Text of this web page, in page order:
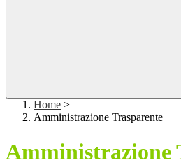
Home >
Amministrazione Trasparente
Amministrazione